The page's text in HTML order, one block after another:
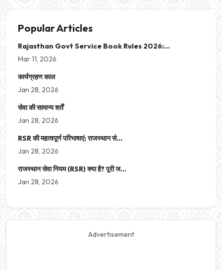
Popular Articles
Rajasthan Govt Service Book Rules 2026:...
Mar 11, 2026
कार्यग्रहण काल
Jan 28, 2026
सेवा की सामान्य शर्तें
Jan 28, 2026
RSR की महत्वपूर्ण परिभाषाएं: राजस्थान से...
Jan 28, 2026
राजस्थान सेवा नियम (RSR) क्या है? पूरी ज...
Jan 28, 2026
Advertisement